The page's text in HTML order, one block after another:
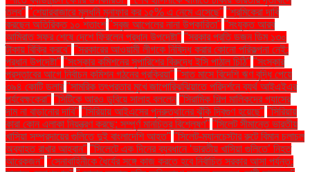
তলব" "শেয়ারবাজারে মূলধনি মুনাফার কর ১৫% এ নেমে এসেছে" "শ্রমিকেরা দাবি
করছেন অতিরিক্ত ১০ শতাংশ "সবুজ আপেলের নানা উপকারিতা" "সংযুক্ত আরব
আমিরাত সফর শেষে দেশে ফিরলেন প্রধান উপদেষ্টা" "সরকার প্রতি ডজন ডিম ১৩০
টাকায় বিক্রি করবে" "সরকারের আওয়ামী লীগকে নিষিদ্ধ করার কোনো পরিকল্পনা নেই:
প্রধান উপদেষ্টা" "সংস্কার কমিশনের সুপারিশের বিরুদ্ধে ইসি পাঠাল চিঠি" "সংস্কার
প্রস্তাবের আগে নির্বাচন কমিশন গঠনের প্রক্রিয়া" "সাত মাসে বিদেশি ঋণ বৃদ্ধি পেয়ে
৩৯৪ কোটি ডলার "সামরিক তৎপরতার মুখে জাপোরিঝঝিয়াতে পরিদর্শনে ব্যর্থ আইএইএর
পর্যবেক্ষকেরা" "সিটিকে আরও ডুবিয়ে সালাহ বললেন "সিরামিক শিল্প মালিকদের গ্যাসের
দাম না বাড়ানোর দাবি" "সিরিয়ায় আইএসের পুনরুত্থানের ঝুঁকি দ্বিগুণ হয়েছে" "সিরিয়ায়
কারা কোন এলাকা নিয়ন্ত্রণ করছে: সম্পূর্ণ মানচিত্র বিশ্লেষণ" "সিলেট সীমান্তে ভারতীয়
খাসিয়া সম্প্রদায়ের গুলিতে দুই বাংলাদেশি আহত" "সিলেট-ম্যানচেস্টার রুটে বিমান চলাচল
অব্যাহত রাখার আহ্বান" "সিলেটে এক দিনের ব্যবধানে ‘ভারতীয় খাসিয়া গু‌লিতে’ নিহত
আরেকজন" "সেনাবাহিনীকে ধৈর্যের সঙ্গে কাজ করতে হবে নির্বাচিত সরকার আসা পর্যন্ত: